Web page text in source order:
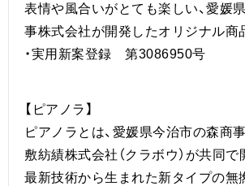
表情や風合いがとても楽しい、愛媛
事株式会社が開発したオリジナル商
・実用新案登録 第3086950号
【ピアノラ】
ピアノラとは、愛媛県今治市の森商
敷紡績株式会社（クラボウ）が共同で
最新技術から生まれた新タイプの無